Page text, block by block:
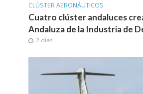
CLÚSTER AERONÁUTICOS
Cuatro clúster andaluces
Andaluza de la Industria de
2 días